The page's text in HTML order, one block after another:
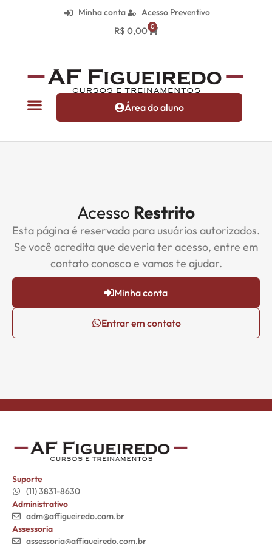
Minha conta Acesso Preventivo
R$ 0,00 0
Área do aluno
Acesso Restrito
Esta página é reservada para usuários autorizados.
Se você acredita que deveria ter acesso, entre em
contato conosco e vamos te ajudar.
Minha conta
Entrar em contato
Suporte
(11) 3831-8630
Administrativo
adm@affigueiredo.com.br
Assessoria
assessoria@affigueiredo.com.br